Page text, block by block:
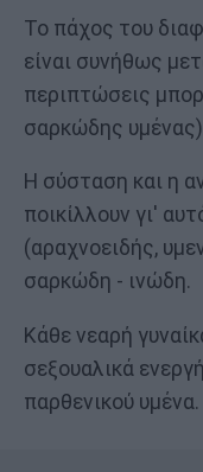
Το πάχος του
είναι συνήθως
περιπτώσεις
σαρκώδης
Η σύσταση και η
ποικίλλουν γι'
(αραχνοειδής,
σαρκώδη - ινώδη.
Κάθε νεαρή
σεξουαλικά
παρθενικού υμένα.